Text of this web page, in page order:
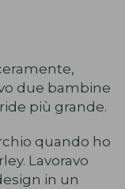
due bambine
più grande.
quando ho
Lavoravo
in un